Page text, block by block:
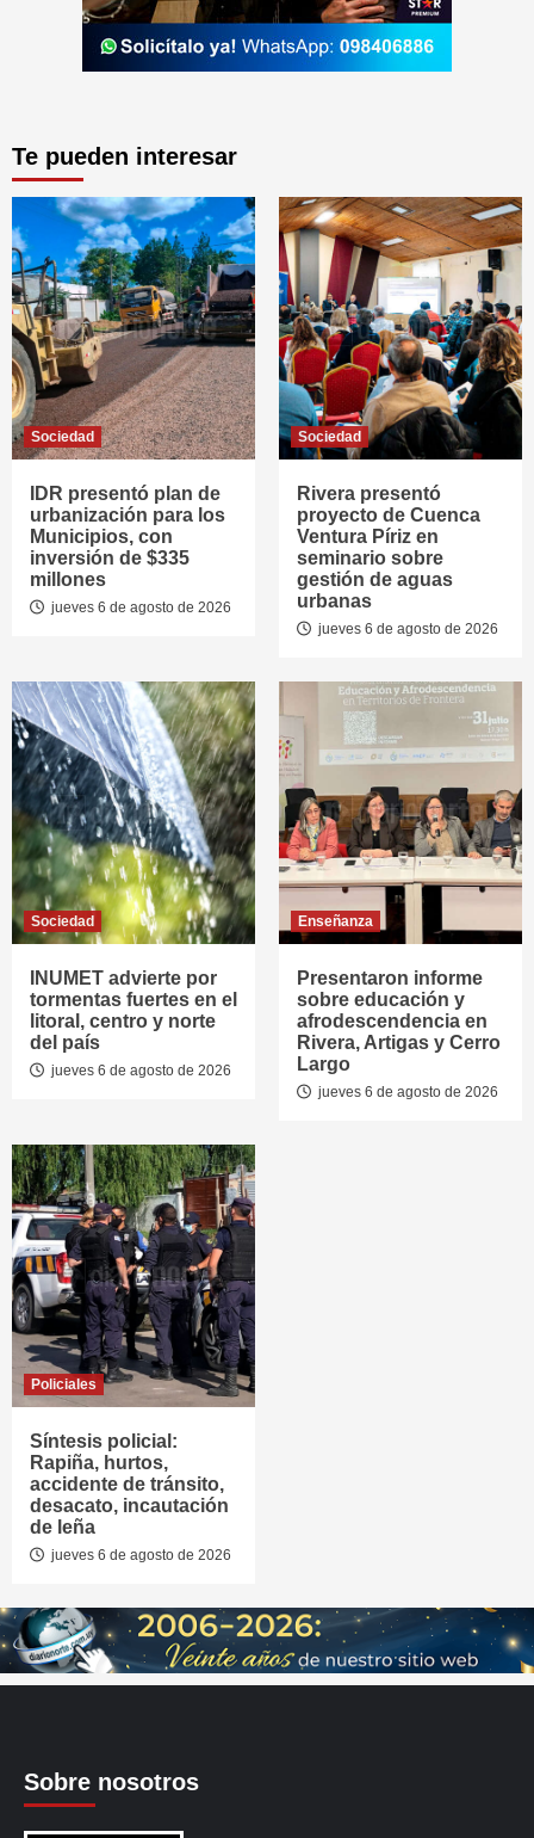
Te pueden interesar
Sociedad
IDR presentó plan de
urbanización para los
Municipios, con
inversión de $335
millones
jueves 6 de agosto de 2026
Sociedad
Rivera presentó
proyecto de Cuenca
Ventura Píriz en
seminario sobre
gestión de aguas
urbanas
jueves 6 de agosto de 2026
Sociedad
INUMET advierte por
tormentas fuertes en el
litoral, centro y norte
del país
jueves 6 de agosto de 2026
Enseñanza
Presentaron informe
sobre educación y
afrodescendencia en
Rivera, Artigas y Cerro
Largo
jueves 6 de agosto de 2026
Policiales
Síntesis policial:
Rapiña, hurtos,
accidente de tránsito,
desacato, incautación
de leña
jueves 6 de agosto de 2026
Sobre nosotros